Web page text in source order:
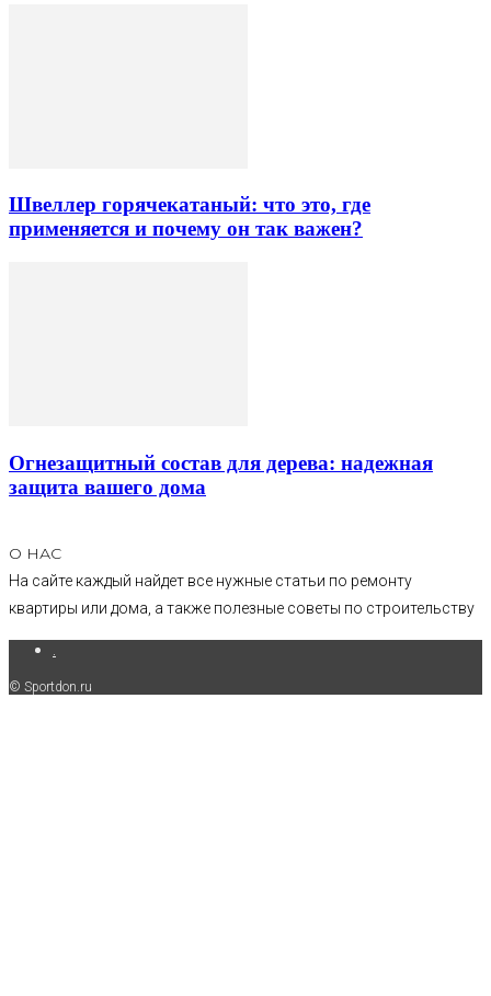
Швеллер горячекатаный: что это, где
применяется и почему он так важен?
Огнезащитный состав для дерева: надежная
защита вашего дома
О НАС
На сайте каждый найдет все нужные статьи по ремонту
квартиры или дома, а также полезные советы по строительству
© Sportdon.ru